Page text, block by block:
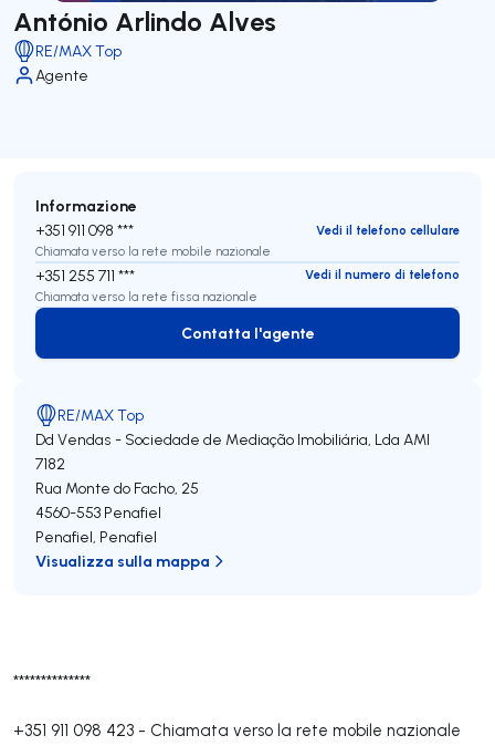
António Arlindo Alves
RE/MAX Top
Agente
**************
+351 911 098 423 - Chiamata verso la rete mobile nazionale
Informazione
+351 911 098 ***
Vedi il telefono cellulare
Chiamata verso la rete mobile nazionale
+351 255 711 ***
Vedi il numero di telefono
Chiamata verso la rete fissa nazionale
Contatta l'agente
Contatta l'agente
RE/MAX Top
Dd Vendas - Sociedade de Mediação Imobiliária, Lda AMI
7182
Rua Monte do Facho, 25
4560-553 Penafiel
Penafiel, Penafiel
Visualizza sulla mappa